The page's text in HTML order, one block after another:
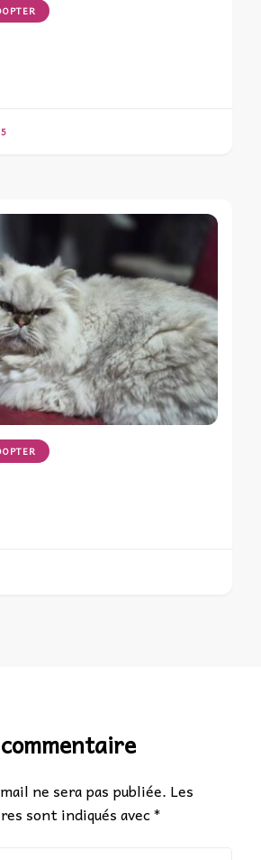
ne sera pas publiée. Les
sont indiqués avec*